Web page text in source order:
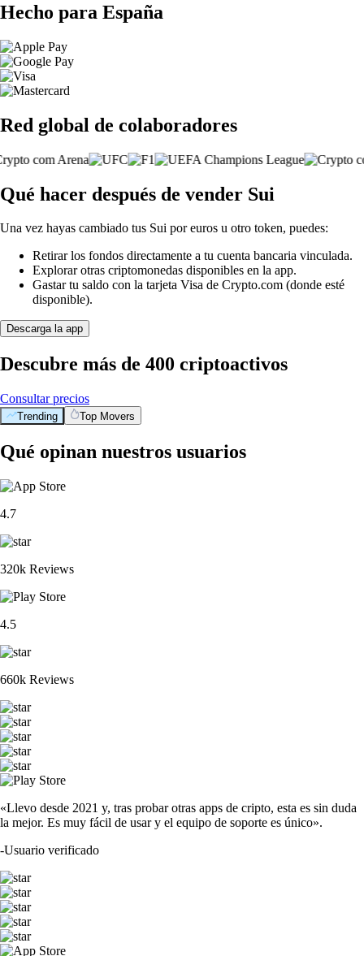
Hecho para España
Red global de colaboradores
Qué hacer después de vender Sui
Una vez hayas cambiado tus Sui por euros u otro token, puedes:
Retirar los fondos directamente a tu cuenta bancaria vinculada.
Explorar otras criptomonedas disponibles en la app.
Gastar tu saldo con la tarjeta Visa de Crypto.com (donde esté
disponible).
Descarga la app
Descubre más de 400 criptoactivos
Consultar precios
Trending Top Movers
Qué opinan nuestros usuarios
4.7
320k Reviews
4.5
660k Reviews
«Llevo desde 2021 y, tras probar otras apps de cripto, esta es sin duda
la mejor. Es muy fácil de usar y el equipo de soporte es único».
-Usuario verificado